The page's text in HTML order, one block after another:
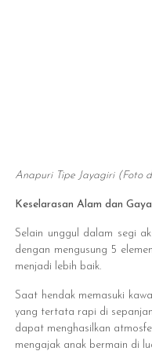
Anapuri Tipe Jayagiri (Foto
Keselarasan Alam dan
Selain unggul dalam segi
dengan mengusung 5
menjadi lebih baik.
Saat hendak memasuki
yang tertata rapi di
dapat menghasilkan
mengajak anak bermain di